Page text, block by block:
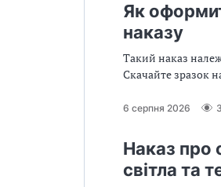
Як
наказу
Такий наказ
Скачайте зразок
6 серпня 2026
Наказ про
світла та